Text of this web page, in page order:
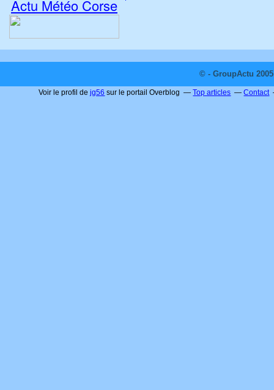
Actu Météo Corse
© - GroupActu
Voir le profil dejg56 sur le portail Overblog Top articles Contact